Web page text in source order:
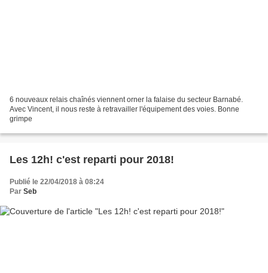
6 nouveaux relais chaînés viennent orner la falaise du secteur Barnabé.
Avec Vincent, il nous reste à retravailler l'équipement des voies. Bonne
grimpe
Les 12h! c'est reparti pour 2018!
Publié le 22/04/2018 à 08:24
Par Seb